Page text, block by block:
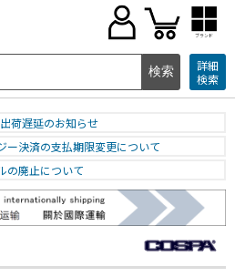
ブランド
詳細
検索
荷遅延のお知らせ
ー決済の支払期限変更について
の廃止について